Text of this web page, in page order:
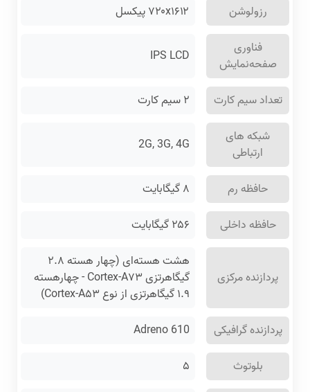
رزولوشن
۷۲۰x۱۶۱۲ پیکسل
فناوری
صفحه‌نمایش
IPS LCD
تعداد سیم کارت
۲ سیم کارت
شبکه های
ارتباطی
2G, 3G, 4G
حافظه رم
۸ گیگابایت
حافظه داخلی
۲۵۶ گیگابایت
پردازنده مرکزی
هشت هسته‌ای (چهار هسته ۲.۸
گیگاهرتزی Cortex-A۷۳ - چهارهسته
۱.۹ گیگاهرتزی از نوع Cortex-A۵۳)
پردازنده گرافیکی
Adreno 610
بلوتوث
۵